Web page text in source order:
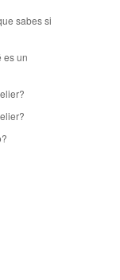
sabes si
es un